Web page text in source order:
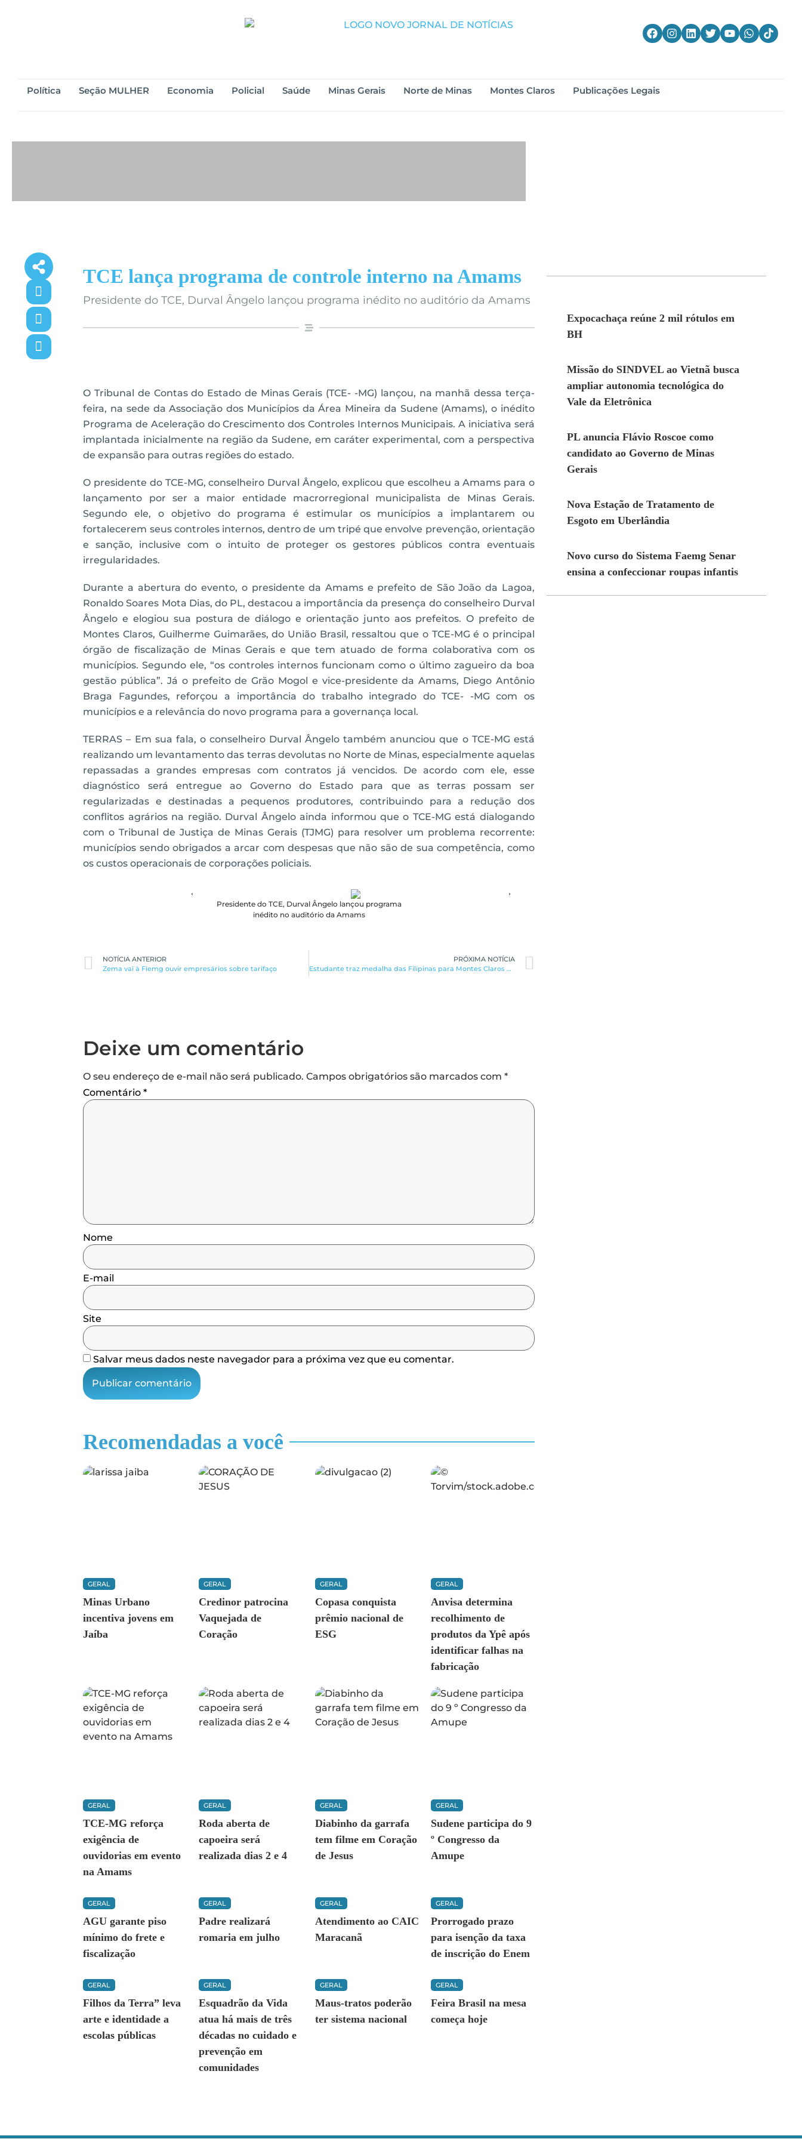
Política Seção MULHER Economia Policial Saúde Minas Gerais Norte de Minas Montes Claros Publicações Legais
TCE lança programa de controle interno na Amams
Presidente do TCE, Durval Ângelo lançou programa inédito no auditório da Amams
O Tribunal de Contas do Estado de Minas Gerais (TCE- -MG) lançou, na manhã dessa terça-
feira, na sede da Associação dos Municípios da Área Mineira da Sudene (Amams), o inédito
Programa de Aceleração do Crescimento dos Controles Internos Municipais. A iniciativa será
implantada inicialmente na região da Sudene, em caráter experimental, com a perspectiva
de expansão para outras regiões do estado.
O presidente do TCE-MG, conselheiro Durval Ângelo, explicou que escolheu a Amams para o
lançamento por ser a maior entidade macrorregional municipalista de Minas Gerais.
Segundo ele, o objetivo do programa é estimular os municípios a implantarem ou
fortalecerem seus controles internos, dentro de um tripé que envolve prevenção, orientação
e sanção, inclusive com o intuito de proteger os gestores públicos contra eventuais
irregularidades.
Durante a abertura do evento, o presidente da Amams e prefeito de São João da Lagoa,
Ronaldo Soares Mota Dias, do PL, destacou a importância da presença do conselheiro Durval
Ângelo e elogiou sua postura de diálogo e orientação junto aos prefeitos. O prefeito de
Montes Claros, Guilherme Guimarães, do União Brasil, ressaltou que o TCE-MG é o principal
órgão de fiscalização de Minas Gerais e que tem atuado de forma colaborativa com os
municípios. Segundo ele, “os controles internos funcionam como o último zagueiro da boa
gestão pública”. Já o prefeito de Grão Mogol e vice-presidente da Amams, Diego Antônio
Braga Fagundes, reforçou a importância do trabalho integrado do TCE- -MG com os
municípios e a relevância do novo programa para a governança local.
TERRAS – Em sua fala, o conselheiro Durval Ângelo também anunciou que o TCE-MG está
realizando um levantamento das terras devolutas no Norte de Minas, especialmente aquelas
repassadas a grandes empresas com contratos já vencidos. De acordo com ele, esse
diagnóstico será entregue ao Governo do Estado para que as terras possam ser
regularizadas e destinadas a pequenos produtores, contribuindo para a redução dos
conflitos agrários na região. Durval Ângelo ainda informou que o TCE-MG está dialogando
com o Tribunal de Justiça de Minas Gerais (TJMG) para resolver um problema recorrente:
municípios sendo obrigados a arcar com despesas que não são de sua competência, como
os custos operacionais de corporações policiais.
Presidente do TCE, Durval Ângelo lançou programa
inédito no auditório da Amams
NOTÍCIA ANTERIOR
Zema vai à Fiemg ouvir empresários sobre tarifaço
PRÓXIMA NOTÍCIA
Estudante traz medalha das Filipinas para Montes Claros DIVULGAÇÃO
Deixe um comentário
O seu endereço de e-mail não será publicado. Campos obrigatórios são marcados com*
Comentário*
Nome
E-mail
Site
Salvar meus dados neste navegador para a próxima vez que eu comentar.
Recomendadas a você
GERAL
Minas Urbano
incentiva jovens em
Jaíba
GERAL
Credinor patrocina
Vaquejada de
Coração
GERAL
Copasa conquista
prêmio nacional de
ESG
GERAL
Anvisa determina
recolhimento de
produtos da Ypê após
identificar falhas na
fabricação
GERAL
TCE-MG reforça
exigência de
ouvidorias em evento
na Amams
GERAL
Roda aberta de
capoeira será
realizada dias 2 e 4
GERAL
Diabinho da garrafa
tem filme em Coração
de Jesus
GERAL
Sudene participa do 9
º Congresso da
Amupe
GERAL
AGU garante piso
mínimo do frete e
fiscalização
GERAL
Padre realizará
romaria em julho
GERAL
Atendimento ao CAIC
Maracanã
GERAL
Prorrogado prazo
para isenção da taxa
de inscrição do Enem
GERAL
Filhos da Terra” leva
arte e identidade a
escolas públicas
GERAL
Esquadrão da Vida
atua há mais de três
décadas no cuidado e
prevenção em
comunidades
GERAL
Maus-tratos poderão
ter sistema nacional
GERAL
Feira Brasil na mesa
começa hoje
Expocachaça reúne 2 mil rótulos em
BH
Missão do SINDVEL ao Vietnã busca
ampliar autonomia tecnológica do
Vale da Eletrônica
PL anuncia Flávio Roscoe como
candidato ao Governo de Minas
Gerais
Nova Estação de Tratamento de
Esgoto em Uberlândia
Novo curso do Sistema Faemg Senar
ensina a confeccionar roupas infantis